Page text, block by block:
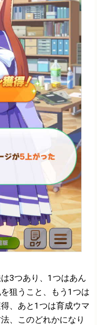
3つあり、1つはあん
狙うこと、もう1つは
、あと1つは育成ウマ
、このどれかになり